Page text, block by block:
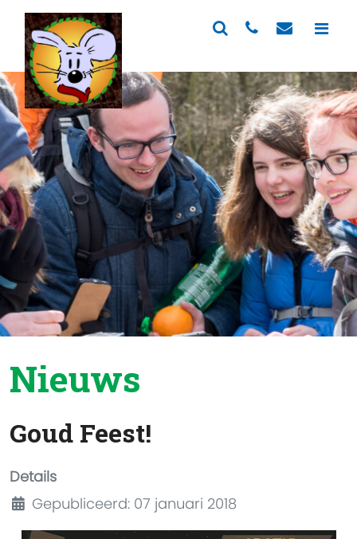
Nieuws
Goud Feest!
Details
Gepubliceerd: 07 januari 2018